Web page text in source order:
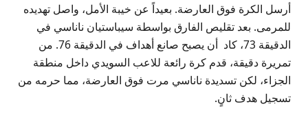
أرسل الكرة فوق العارضة. بعيداً عن خيبة الأمل، واصل تهديده
للمرمى. بعد تقليص الفارق بواسطة سيباستيان ناناسي في
الدقيقة 73، كاد أن يصبح صانع أهداف في الدقيقة 76. من
تمريرة دقيقة، قدم كرة رائعة للاعب السويدي داخل منطقة
الجزاء، لكن تسديدة ناناسي مرت فوق العارضة، مما حرمه من
تسجيل هدف ثانٍ.